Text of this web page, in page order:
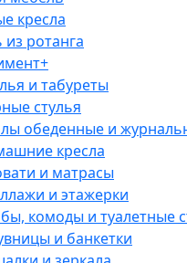
кресла
ротанга
и табуреты
стулья
обеденные и
кресла
и матрасы
и этажерки
комоды и туалетные
и банкетки